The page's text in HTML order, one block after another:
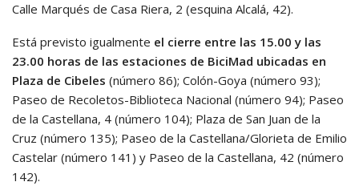
Calle Marqués de Casa Riera, 2 (esquina Alcalá, 42).
Está previsto igualmente el cierre entre las 15.00 y las
23.00 horas de las estaciones de BiciMad ubicadas en
Plaza de Cibeles (número 86); Colón-Goya (número 93);
Paseo de Recoletos-Biblioteca Nacional (número 94); Paseo
de la Castellana, 4 (número 104); Plaza de San Juan de la
Cruz (número 135); Paseo de la Castellana/Glorieta de Emilio
Castelar (número 141) y Paseo de la Castellana, 42 (número
142).